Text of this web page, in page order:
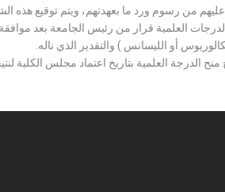
عليهم من رسوم ورد ما بعهدتهم، ويتم توقيع هذه
العلمية قرار من رئيس الجامعة بعد
أو الليسانس ) والتقدير الذي ناله.
منح الدرجة العلمية بتاريخ اعتماد مجلس الكلية